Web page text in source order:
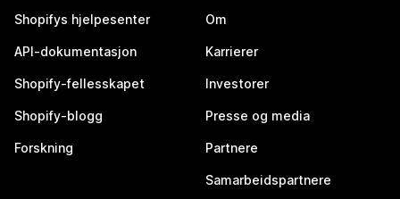
Shopifys hjelpesenter
API-dokumentasjon
Shopify-fellesskapet
Shopify-blogg
Forskning
Om
Karrierer
Investorer
Presse og media
Partnere
Samarbeidspartnere